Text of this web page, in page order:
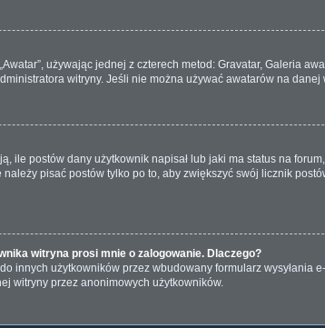
używając jednej z czterech metod: Gravatar, Galeria
witryny. Jeśli nie można używać awatarów na
ile postów dany użytkownik napisał lub jaki ma status na
pisać postów tylko po to, aby zwiększyć swój licznik
witryna prosi mnie o zalogowanie. Dlaczego?
innych użytkowników przez wbudowany formularz wysyłania
witryny przez anonimowych użytkowników.